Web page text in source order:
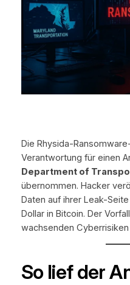
Die Rhysida-
Verantwortung für einen
Department of
übernommen. Hacker
Daten auf ihrer Leak-
Dollar in Bitcoin. Der
wachsenden
So lief der